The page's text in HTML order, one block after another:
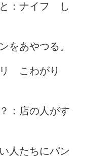
：ナイフ し
をあやつる。
リ こわがり
：店の人がす
人たちにパン